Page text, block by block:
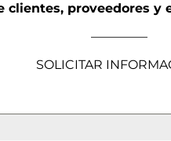
clientes, proveedores y
————–
SOLICITAR